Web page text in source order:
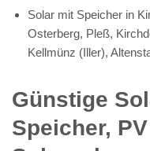
Solar mit Speicher in
Osterberg, Pleß,
Kellmünz (Iller),
Günstige
Speicher,